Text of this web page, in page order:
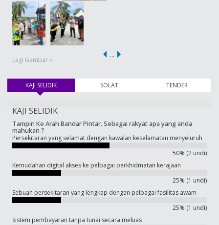
Lagi Gambar »
…
KAJI SELIDIK(tab aktif) SOLAT TENDER
KAJI SELIDIK
Tampin Ke Arah Bandar Pintar. Sebagai rakyat apa yang anda
mahukan ?
Persekitaran yang selamat dengan kawalan keselamatan menyeluruh
50% (2 undi)
Kemudahan digital akses ke pelbagai perkhidmatan kerajaan
25% (1 undi)
Sebuah persekitaran yang lengkap dengan pelbagai fasilitas awam
25% (1 undi)
Sistem pembayaran tanpa tunai secara meluas